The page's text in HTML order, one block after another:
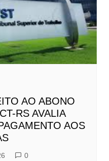
AO ABONO
RS AVALIA
AOS
0